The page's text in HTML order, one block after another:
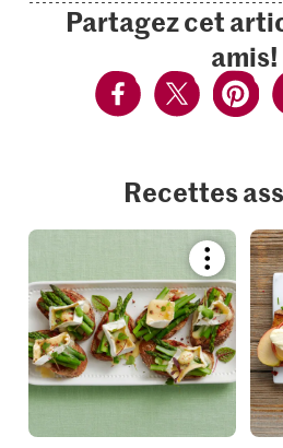
Partagez cet
amis!
Recettes
Bookmark
recipe
or
add
it
to
your
collections.